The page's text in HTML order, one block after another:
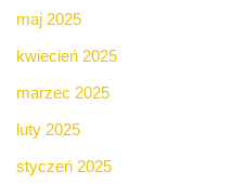
maj 2025
kwiecień 2025
marzec 2025
luty 2025
styczeń 2025